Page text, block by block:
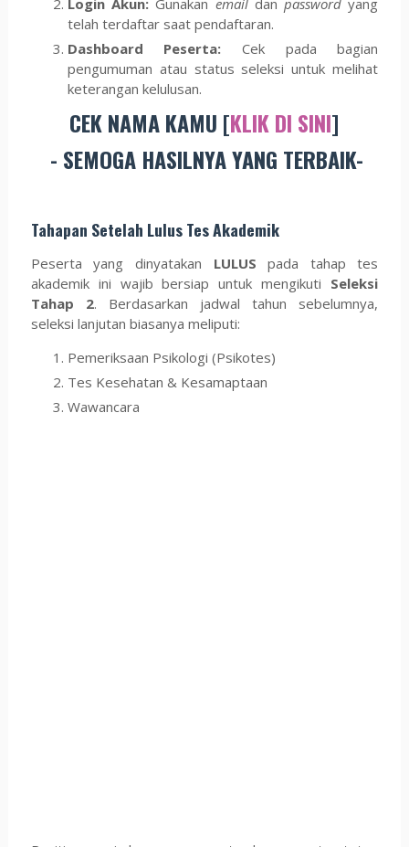
Login Akun: Gunakan emaildan passwordyang
telah terdaftar saat pendaftaran.
Dashboard Peserta: Cek pada bagian
pengumuman atau status seleksi untuk melihat
keterangan kelulusan.
CEK NAMA KAMU [KLIK DI SINI]
- SEMOGA HASILNYA YANG TERBAIK-
Tahapan Setelah Lulus Tes Akademik
Peserta yang dinyatakan LULUS pada tahap tes
akademik ini wajib bersiap untuk mengikuti Seleksi
Tahap 2. Berdasarkan jadwal tahun sebelumnya,
seleksi lanjutan biasanya meliputi:
Pemeriksaan Psikologi (Psikotes)
Tes Kesehatan & Kesamaptaan
Wawancara